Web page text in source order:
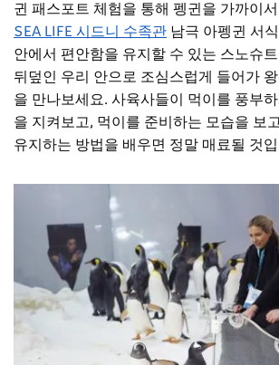
귄 패스포트 체험을 통해 펭귄을 가까이
SEA LIFE 시드니 수족관 남극 아펭귄 서
안에서 편안함을 유지할 수 있는 스노슈
뒤덮인 우리 안으로 조심스럽게 들어가
을 만나보세요. 사육사들이 먹이를 풍부
을 지켜보고, 먹이를 준비하는 모습을 보
유지하는 방법을 배우면 정말 매료될 것